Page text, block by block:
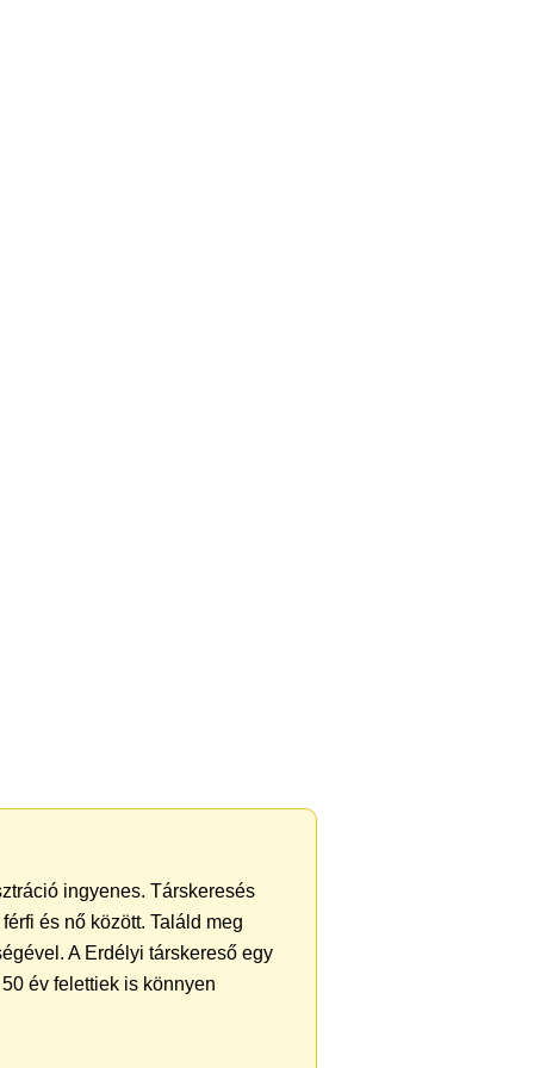
ingyenes. Társkeresés
és nő között. Találd meg
A Erdélyi társkereső egy
év felettiek is könnyen